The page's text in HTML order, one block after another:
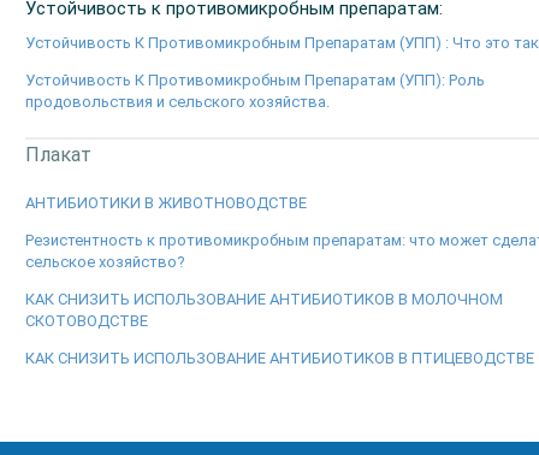
Устойчивость к противомикробным препаратам:
Устойчивость К Противомикробным Препаратам (УПП) : Что это
Устойчивость К Противомикробным Препаратам (УПП): Роль
продовольствия и сельского хозяйства.
Плакат
AНТИБИОТИКИ В ЖИВОТНОВОДСТВЕ
Резистентность к противомикробным препаратам: что может
сельское хозяйство?
КАК СНИЗИТЬ ИСПОЛЬЗОВАНИЕ АНТИБИОТИКОВ В МОЛОЧНОМ
СКОТОВОДСТВЕ
КАК СНИЗИТЬ ИСПОЛЬЗОВАНИЕ АНТИБИОТИКОВ В ПТИЦЕВОДСТВЕ